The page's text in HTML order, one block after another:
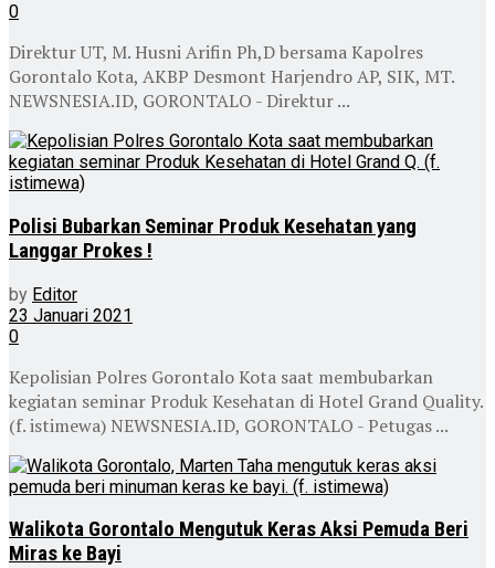
0
Direktur UT, M. Husni Arifin Ph,D bersama Kapolres
Gorontalo Kota, AKBP Desmont Harjendro AP, SIK, MT.
NEWSNESIA.ID, GORONTALO - Direktur ...
Polisi Bubarkan Seminar Produk Kesehatan yang
Langgar Prokes !
by Editor
23 Januari 2021
0
Kepolisian Polres Gorontalo Kota saat membubarkan
kegiatan seminar Produk Kesehatan di Hotel Grand Quality.
(f. istimewa) NEWSNESIA.ID, GORONTALO - Petugas ...
Walikota Gorontalo Mengutuk Keras Aksi Pemuda Beri
Miras ke Bayi